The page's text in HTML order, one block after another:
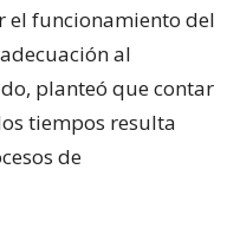
el funcionamiento del
al
planteó que contar
tiempos resulta
de